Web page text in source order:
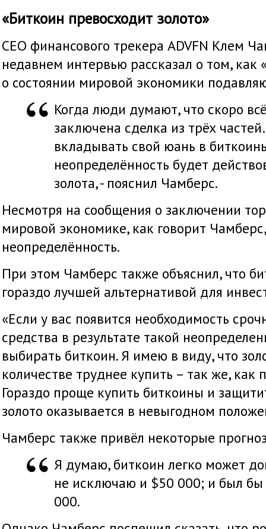
«Биткоин превосходит золото»
CEO финансового трекера ADVFN Клем
недавнем интервью рассказал о том, как
о состоянии мировой экономики
Когда люди думают, что скоро
заключена сделка из трёх
вкладывать свой юань в
неопределённость будет
золота, - пояснил Чамберс.
Несмотря на сообщения о заключении
мировой экономике, как говорит
неопределённость.
При этом Чамберс также объяснил, что
гораздо лучшей альтернативой для
«Если у вас появится необходимость
средства в результате такой
выбирать биткоин. Я имею в виду, что
количестве труднее купить – так же, как
Гораздо проще купить биткоины и
золото оказывается в невыгодном
Чамберс также привёл некоторые
Я думаю, биткоин легко может
не исключаю и $50 000; и был
000.